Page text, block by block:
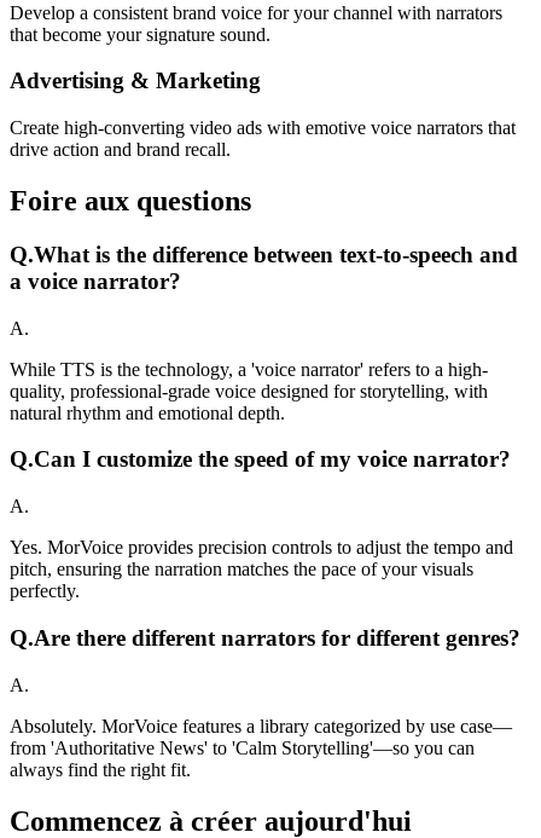
Develop a consistent brand voice for your channel with narrators
that become your signature sound.
Advertising & Marketing
Create high-converting video ads with emotive voice narrators that
drive action and brand recall.
Foire aux questions
Q.What is the difference between text-to-speech and
a voice narrator?
A.
While TTS is the technology, a 'voice narrator' refers to a high-
quality, professional-grade voice designed for storytelling, with
natural rhythm and emotional depth.
Q.Can I customize the speed of my voice narrator?
A.
Yes. MorVoice provides precision controls to adjust the tempo and
pitch, ensuring the narration matches the pace of your visuals
perfectly.
Q.Are there different narrators for different genres?
A.
Absolutely. MorVoice features a library categorized by use case—
from 'Authoritative News' to 'Calm Storytelling'—so you can
always find the right fit.
Commencez à créer aujourd'hui